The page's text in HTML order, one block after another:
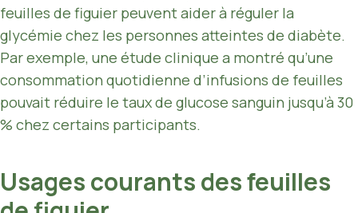
feuilles de figuier peuvent aider à réguler la
glycémie chez les personnes atteintes de diabète.
Par exemple, une étude clinique a montré qu’une
consommation quotidienne d’infusions de feuilles
pouvait réduire le taux de glucose sanguin jusqu’à 30
% chez certains participants.
Usages courants des feuilles